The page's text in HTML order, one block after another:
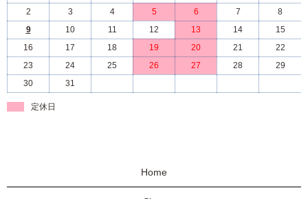
2
3 4 5 6 7
8
9
10 11 12 13 14
15
16
17 18 19 20 21
22
23
24 25 26 27 28
29
30
31
定休日
Home